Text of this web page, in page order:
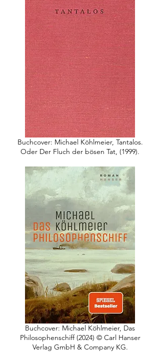
Buchcover: Michael Köhlmeier, Tantalos.
Oder Der Fluch der bösen Tat, (1999).
Buchcover: Michael Köhlmeier, Das
Philosophenschiff (2024) © Carl Hanser
Verlag GmbH & Company KG.